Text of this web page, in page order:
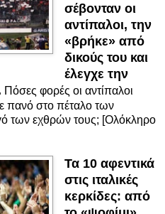
σέβονταν οι
αντίπαλοι, την
«βρήκε» από
δικούς του και
έλεγχε την
Πόσες φορές οι αντίπαλοι
πανό στο πέταλο των
των εχθρών τους; [Ολόκληρο
Τα 10 αφεντικά
στις ιταλικές
κερκίδες: από